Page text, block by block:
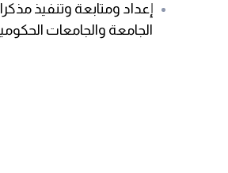
إعداد ومتابعة وتنفيذ
الجامعة والجامعات